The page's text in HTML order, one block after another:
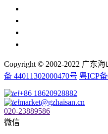
Copyright © 2002-2022 广东
备 44011302000470号 粤ICP
+86 18620928882
market@gzhaisan.cn
020-23889586
微信